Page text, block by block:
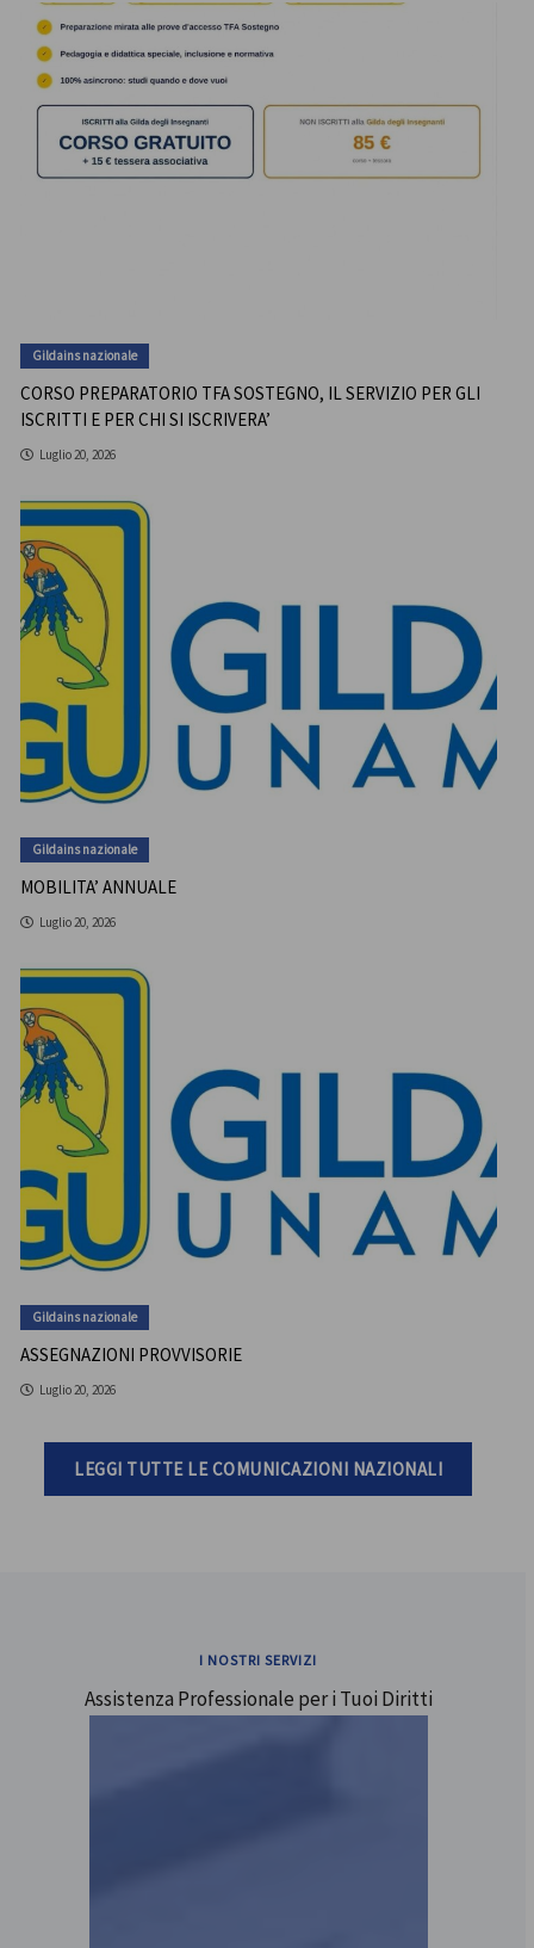
Gildains nazionale
CORSO PREPARATORIO TFA SOSTEGNO, IL SERVIZIO PER GLI
ISCRITTI E PER CHI SI ISCRIVERA’
Luglio 20, 2026
Gildains nazionale
MOBILITA’ ANNUALE
Luglio 20, 2026
Gildains nazionale
ASSEGNAZIONI PROVVISORIE
Luglio 20, 2026
LEGGI TUTTE LE COMUNICAZIONI NAZIONALI
I NOSTRI SERVIZI
Assistenza Professionale per i Tuoi Diritti